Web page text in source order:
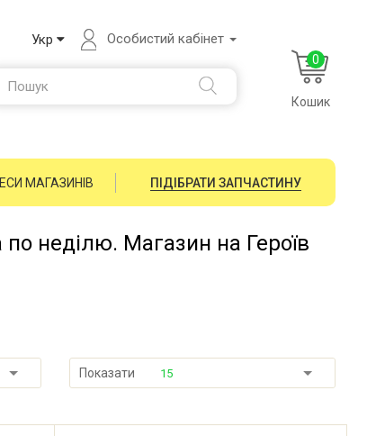
Укр Особистий кабінет
0
Кошик
МАГАЗИНІВ ПІДІБРАТИ ЗАПЧАСТИНУ
неділю. Магазин на Героїв
Показати 15